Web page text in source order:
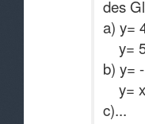
des
a) y=
y=
b) y=
y=
c)...